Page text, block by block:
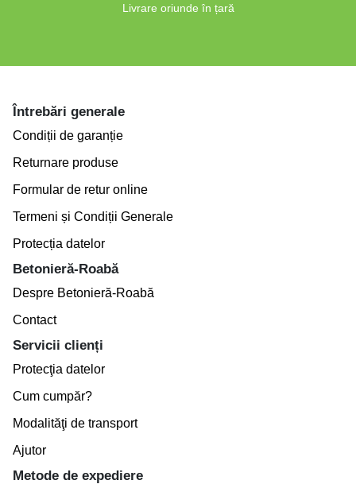
Livrare oriunde în țară
Întrebări generale
Condiții de garanție
Returnare produse
Formular de retur online
Termeni și Condiții Generale
Protecția datelor
Betonieră-Roabă
Despre Betonieră-Roabă
Contact
Servicii clienți
Protecţia datelor
Cum cumpăr?
Modalităţi de transport
Ajutor
Metode de expediere